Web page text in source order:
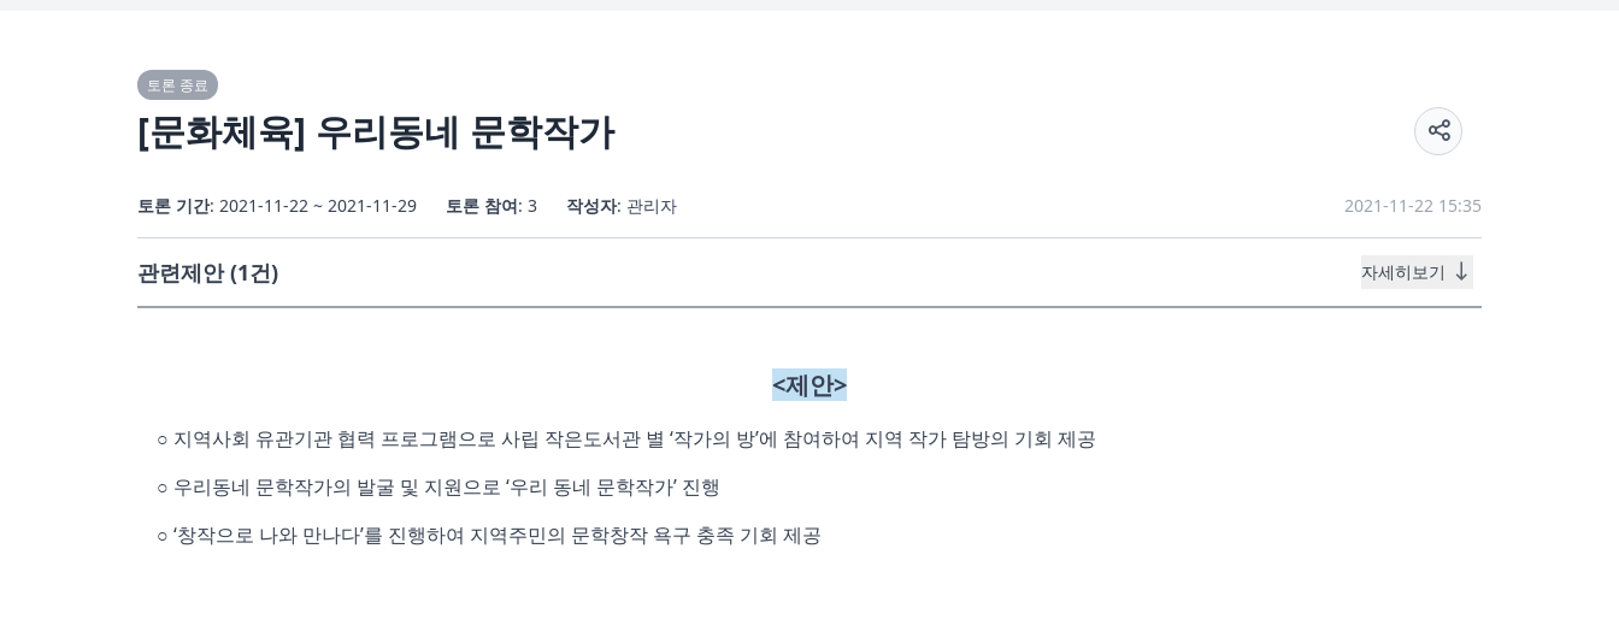
토론 종료
[문화체육] 우리동네 문학작가
토론 기간: 2021-11-22 ~ 2021-11-29 토론 참여: 3 작성자: 관리자 2021-11-22 15:35
관련제안 (1건) 자세히보기
<제안>
○ 지역사회 유관기관 협력 프로그램으로 사립 작은도서관 별 ‘작가의 방’에 참여하여 지역 작가 탐방의 기회 제공
○ 우리동네 문학작가의 발굴 및 지원으로 ‘우리 동네 문학작가’ 진행
○ ‘창작으로 나와 만나다’를 진행하여 지역주민의 문학창작 욕구 충족 기회 제공